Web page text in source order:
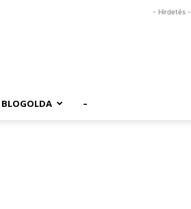
- Hirdetés -
BLOGOLDA –